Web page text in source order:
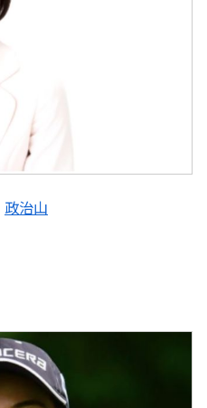
政治山